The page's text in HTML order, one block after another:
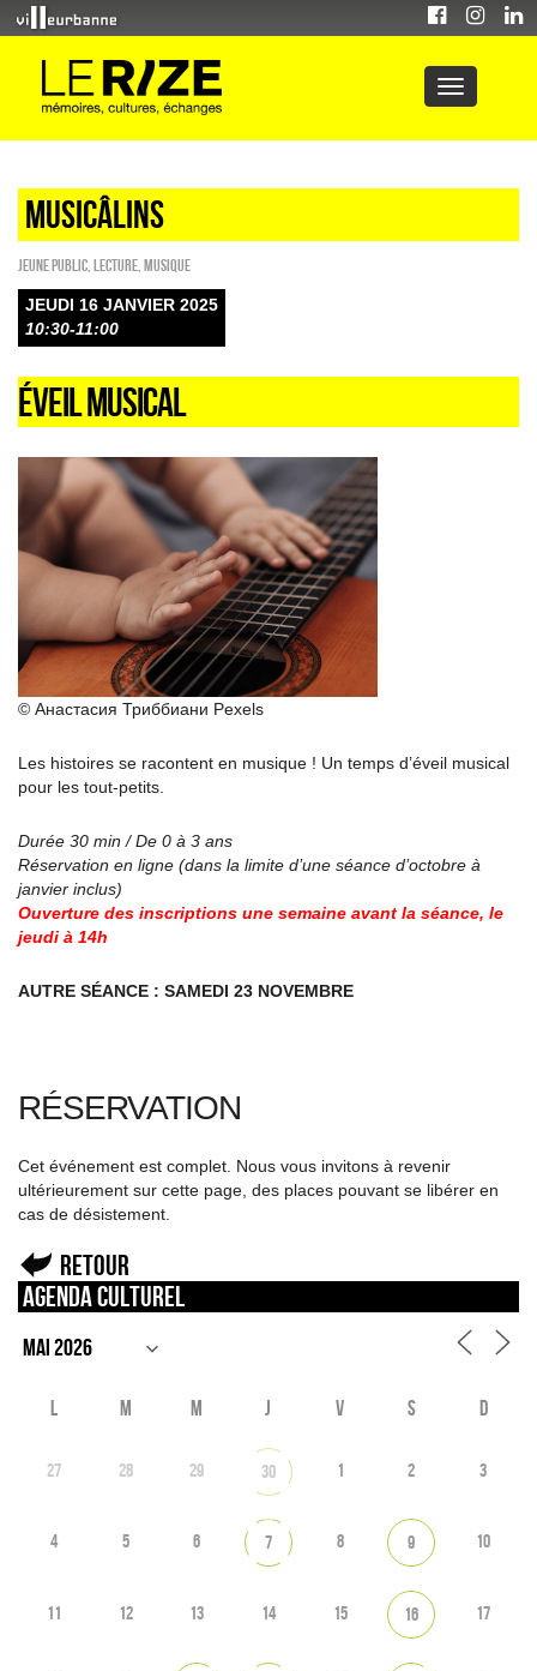
Musicâlins
Jeune public Lecture Musique
JEUDI 16 JANVIER 2025
10:30-11:00
ÉVEIL MUSICAL
© Анастасия Триббиани Pexels
Les histoires se racontent en musique ! Un temps d’éveil musical
pour les tout-petits.
Durée 30 min / De 0 à 3 ans
Réservation en ligne (dans la limite d’une séance d’octobre à
janvier inclus)
Ouverture des inscriptions une semaine avant la séance, le
jeudi à 14h
AUTRE SÉANCE : SAMEDI 23 NOVEMBRE
RÉSERVATION
Cet événement est complet. Nous vous invitons à revenir
ultérieurement sur cette page, des places pouvant se libérer en
cas de désistement.
Retour
Agenda culturel
L M M J V S D
27 28 29 30 1 2 3
4 5 6 7 8 9 10
11 12 13 14 15 16 17